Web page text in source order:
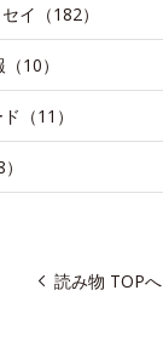
イ（182）
10）
（11）
読み物 TOPへ